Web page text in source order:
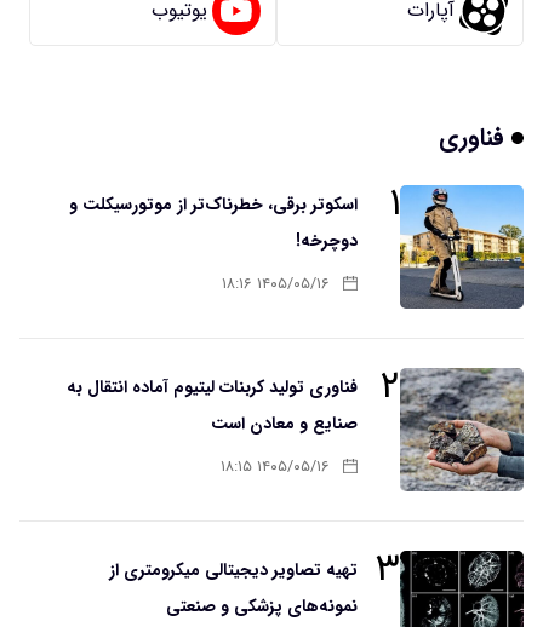
آپارات یوتیوب
فناوری
۱
اسکوتر برقی، خطرناک‌تر از موتورسیکلت و
دوچرخه!
۱۴۰۵/۰۵/۱۶ ۱۸:۱۶
۲
فناوری تولید کربنات لیتیوم آماده انتقال به
صنایع و معادن است
۱۴۰۵/۰۵/۱۶ ۱۸:۱۵
۳
تهیه تصاویر دیجیتالی میکرومتری از
نمونه‌های پزشکی و صنعتی